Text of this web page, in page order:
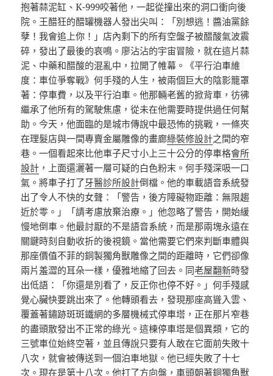
抱著蒜泥缸、K-999咬著他，一起從撞出來的洞口衝向後
院。王醋狂的醋罐機器人發出尖叫：「別想逃！醬油黨餘
孽！我會追上你！」店內剩下的所有空盤子被醋酸氣波震
碎，發出了最後的哀鳴。廖沾沾的宇宙冒險，就在這片蒜
泥、中藥和醋酸的混亂中，拉開了帷幕。《平行泊車維
度：車位爭奪戰》何手殘的人生，被兩個巨大的陰影籠罩
著：停車費，以及平行泊車。他那輛老舊的掀背車，彷彿
繼承了他所有的駕駛焦慮，從未在他需要時提供過任何幫
助。今天，他面臨的是城市傳說中最恐怖的挑戰，一條夾
在理髮店與一間專賣金屬雕像的畫廊綠裝修設計之間的窄
巷。一個看起來比他車子尺寸小上三十公分的停車格會所
設計 ，上面還灑著一層可疑的白色粉末。何手殘深吸一口
氣。將車子打了牙醫診所設計倒檔。他的車載語音系統發
出了令人不快的女聲：「警告，後方障礙物距離：無限趨
近於零。」「請考慮放棄治療。」他忽略了警告，開始緩
慢地倒車。他最討厭的不是語音系統，而是那兩塊永遠在
關鍵時刻自動收折的後視鏡。當他需要它們來判斷車體與
那座價值不菲的銅製獨角獸雕像之間的距離時，它們卻像
兩片羞澀的耳朵一樣，優雅地縮了回去。同老屋翻新時發
出低語：「你還是別看了，反正你也停不好。」何手殘感
覺心臟快要跳出來了。他轉頭看去，發現那座高聳入雲、
覆蓋著鏽跡斑斑鐵網的多層機械式停車塔，正在那片窄巷
的盡頭散發出不正常的綠光。這棟停車塔是個異類，它的
三號車位始終空著，並且傳說只要有人敢在它面前失敗十
八次，就會被傳送到一個泊車地獄。他已經失敗了十七
次。現在是第十八次。他打了方向盤，車頭朝著銅獨角獸